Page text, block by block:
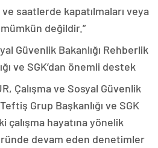
saatlerde kapatılmaları veya
değildir.”
Güvenlik Bakanlığı Rehberlik
ve SGK’dan önemli destek
Çalışma ve Sosyal Güvenlik
Grup Başkanlığı ve SGK
hayatına yönelik
devam eden denetimler